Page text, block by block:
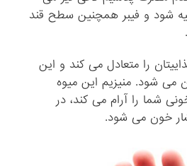
شود و فیبر همچنین سطح قند
را متعادل می کند و این
شود. منیزیم این میوه
شما را آرام می کند، در
خون می شود.